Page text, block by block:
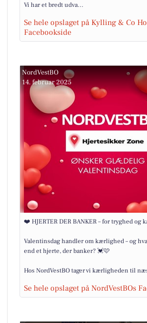
Vi har et bredt udva...
Se hele opslaget på Kylling & Co
Facebookside
NordVestBO
14. februar 2025
❤️ HJERTER DER BANKER – for tryghed og
Valentinsdag handler om kærlighed – og
end et hjerte, der banker? 💓🩷
Hos NordVestBO tager vi kærligheden til
Se hele opslaget på NordVestBOs